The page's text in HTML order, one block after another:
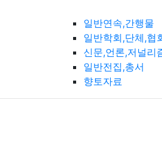
일반연속,간행물
일반학회,단체,협
신문,언론,저널리
일반전집,총서
향토자료